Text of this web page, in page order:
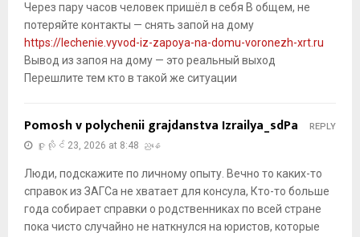
Через пару часов человек пришёл в себя В общем, не
потеряйте контакты — снять запой на дому
https://lechenie.vyvod-iz-zapoya-na-domu-voronezh-xrt.ru
Вывод из запоя на дому — это реальный выход
Перешлите тем кто в такой же ситуации
Pomosh v polychenii grajdanstva Izrailya_sdPa
ဇူလိုင် 23, 2026 at 8:48 ညနေ
Люди, подскажите по личному опыту. Вечно то каких-то
справок из ЗАГСа не хватает для консула, Кто-то больше
года собирает справки о родственниках по всей стране
пока чисто случайно не наткнулся на юристов, которые
REPLY